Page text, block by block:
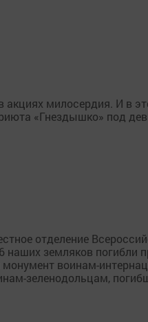
милосердия. И в
«Гнездышко» под
отделение
наших земляков погибли
воинам-
зеленодольцам,